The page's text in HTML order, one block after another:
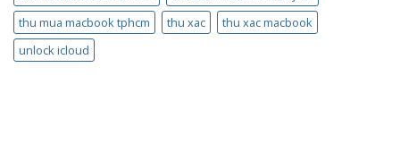
thu mua macbook tphcm
thu xac
thu xac macbook
unlock icloud